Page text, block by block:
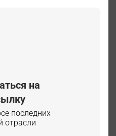
на
последних
отрасли